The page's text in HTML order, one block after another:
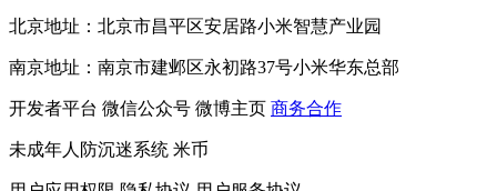
北京地址：北京市昌平区安居路小米智慧产业园
南京地址：南京市建邺区永初路37号小米华东总部
开发者平台 微信公众号 微博主页 商务合作
未成年人防沉迷系统 米币